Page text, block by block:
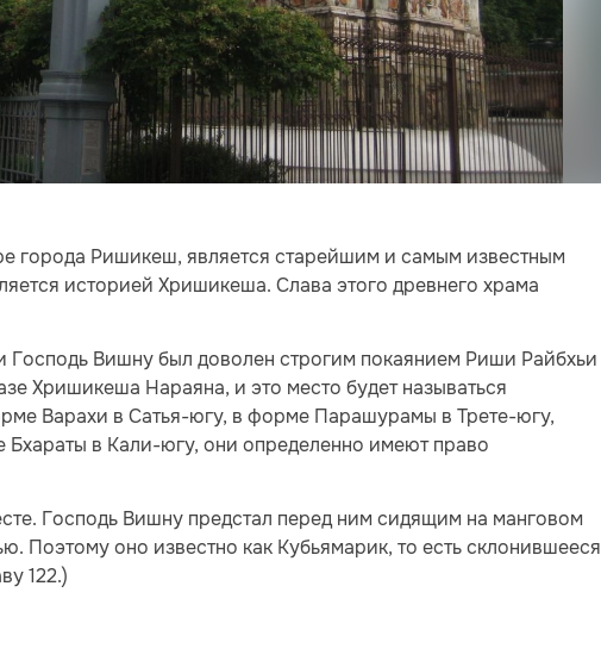
города Ришикеш, является старейшим и самым известным
историей Хришикеша. Слава этого древнего храма
Господь Вишну был доволен строгим покаянием Риши Райбхьи
Хришикеша Нараяна, и это место будет называться
Варахи в Сатья-югу, в форме Парашурамы в Трете-югу,
в Кали-югу, они определенно имеют право
Господь Вишну предстал перед ним сидящим на манговом
Поэтому оно известно как Кубьямарик, то есть склонившееся
122.)